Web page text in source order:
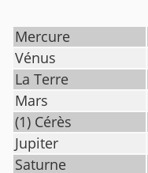
Mercure
Vénus
La Terre
Mars
(1) Cérès
Jupiter
Saturne